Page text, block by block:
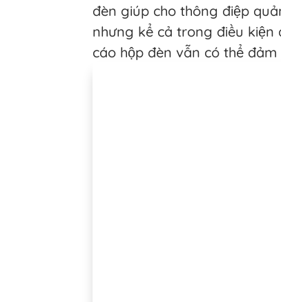
đèn giúp cho thông điệp
nhưng kể cả trong điều kiện
cáo hộp đèn vẫn có thể